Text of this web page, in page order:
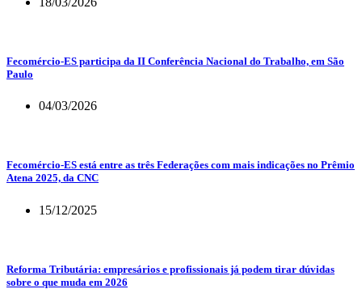
Fecomércio-ES participa da II Conferência Nacional do Trabalho, em São
Paulo
04/03/2026
Fecomércio-ES está entre as três Federações com mais indicações no Prêmio
Atena 2025, da CNC
15/12/2025
Reforma Tributária: empresários e profissionais já podem tirar dúvidas
sobre o que muda em 2026